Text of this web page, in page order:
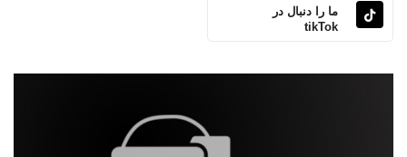
ما را دنبال در
tikTok